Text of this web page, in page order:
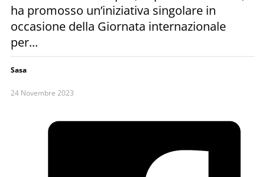
ha promosso un’iniziativa singolare in
occasione della Giornata internazionale
per...
Sasa
24 Novembre 2023